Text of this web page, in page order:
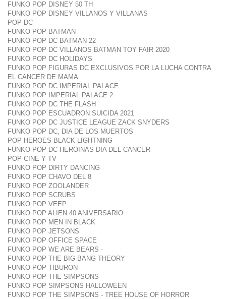
FUNKO POP DISNEY 50 TH
FUNKO POP DISNEY VILLANOS Y VILLANAS
POP DC
FUNKO POP BATMAN
FUNKO POP DC BATMAN 22
FUNKO POP DC VILLANOS BATMAN TOY FAIR 2020
FUNKO POP DC HOLIDAYS
FUNKO POP FIGURAS DC EXCLUSIVOS POR LA LUCHA CONTRA
EL CANCER DE MAMA
FUNKO POP DC IMPERIAL PALACE
FUNKO POP IMPERIAL PALACE 2
FUNKO POP DC THE FLASH
FUNKO POP ESCUADRON SUICIDA 2021
FUNKO POP DC JUSTICE LEAGUE ZACK SNYDERS
FUNKO POP DC, DIA DE LOS MUERTOS
POP HEROES BLACK LIGHTNING
FUNKO POP DC HEROINAS DIA DEL CANCER
POP CINE Y TV
FUNKO POP DIRTY DANCING
FUNKO POP CHAVO DEL 8
FUNKO POP ZOOLANDER
FUNKO POP SCRUBS
FUNKO POP VEEP
FUNKO POP ALIEN 40 ANIVERSARIO
FUNKO POP MEN IN BLACK
FUNKO POP JETSONS
FUNKO POP OFFICE SPACE
FUNKO POP WE ARE BEARS -
FUNKO POP THE BIG BANG THEORY
FUNKO POP TIBURON
FUNKO POP THE SIMPSONS
FUNKO POP SIMPSONS HALLOWEEN
FUNKO POP THE SIMPSONS - TREE HOUSE OF HORROR